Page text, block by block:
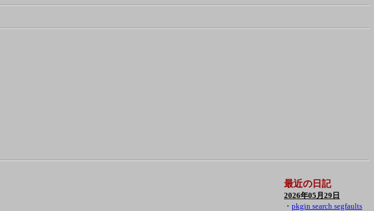
最近の日記
2026年05月29日
・ pkgin search segfaults